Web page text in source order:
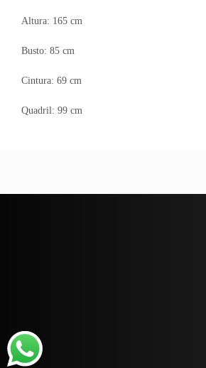
Altura: 165 cm
Busto: 85 cm
Cintura: 69 cm
Quadril: 99 cm